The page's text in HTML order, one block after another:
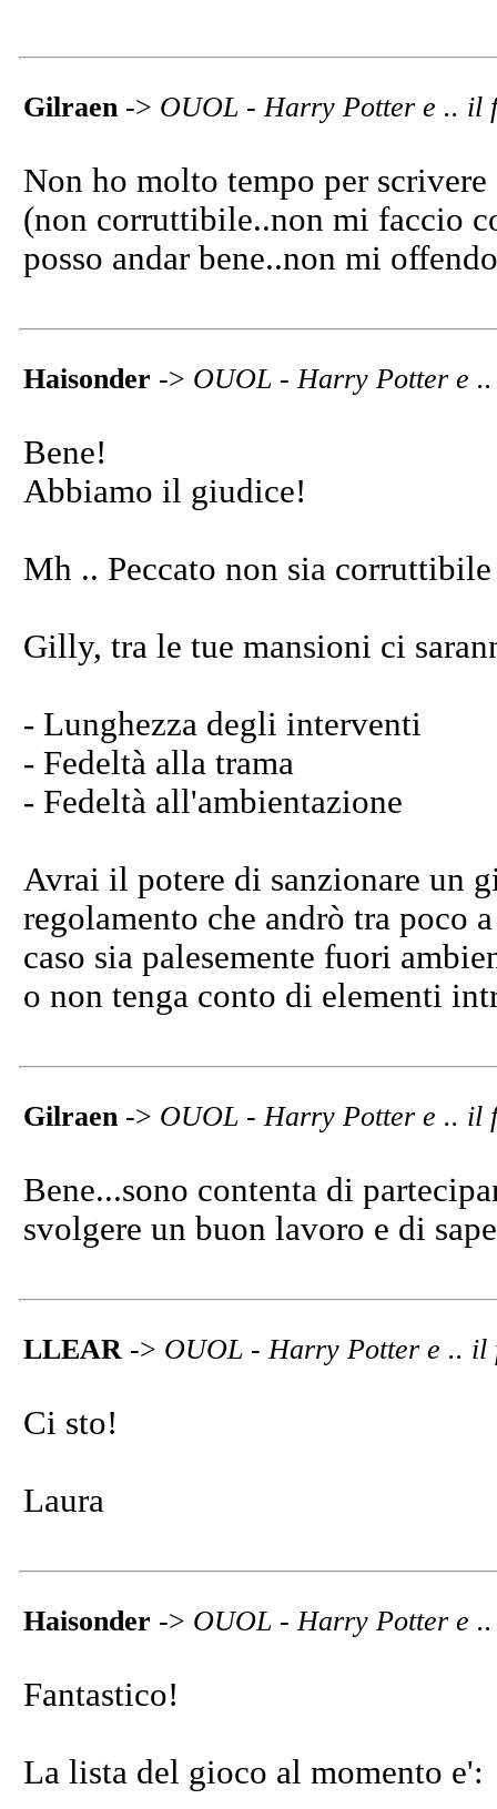
Gilraen -> OUOL - Harry Potter e ..
Non ho molto tempo per
(non corruttibile..non mi faccio
posso andar bene..non mi
Haisonder -> OUOL - Harry Potter e
Bene!
Abbiamo il giudice!
Mh .. Peccato non sia
Gilly, tra le tue mansioni ci
- Lunghezza degli interventi
- Fedeltà alla trama
- Fedeltà all'ambientazione
Avrai il potere di sanzionare un
regolamento che andrò tra poco
caso sia palesemente fuori
o non tenga conto di elementi
Gilraen -> OUOL - Harry Potter e ..
Bene...sono contenta di
svolgere un buon lavoro e di
LLEAR -> OUOL - Harry Potter e ..
Ci sto!
Laura
Haisonder -> OUOL - Harry Potter e
Fantastico!
La lista del gioco al momento e':